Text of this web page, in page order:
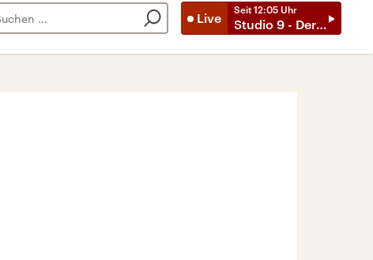
Live
Seit 12:05 Uhr
Studio 9 - Der Tag mit